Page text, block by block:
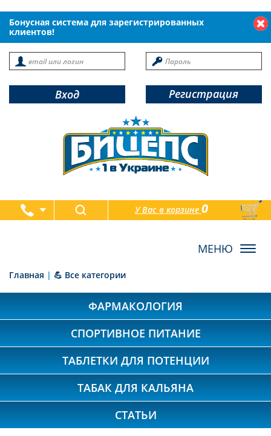
Бонусная система для зарегистрированных
клиентов!
Вход Регистрация
У Вас в корзине0
товаров
Главная | 💪 Все категории
ФАРМАКОЛОГИЯ
СПОРТИВНОЕ ПИТАНИЕ
ТАБЛЕТКИ ДЛЯ ПОТЕНЦИИ
ТАБАК ДЛЯ КАЛЬЯНА
СТАТЬИ